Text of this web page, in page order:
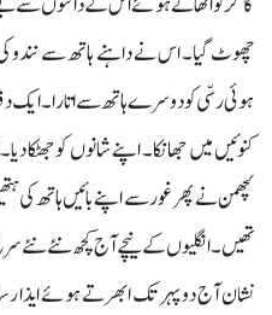
چھوٹ گیا۔ اس نے داہنے ہاتھ سے نندو کی
ہوئی رسّی کو دوسرے ہاتھ سے اتارا۔
کنوئیں میں جھانکا۔ اپنے شانوں کو جھٹکا
لچھمن نے پھر غور سے اپنے بائیں ہاتھ کی
تھیں۔ انگلیوں کے نیچے آج کچھ نئے نئے
نشان آج دوپہر تک ابھرتے ہوئے ایذا